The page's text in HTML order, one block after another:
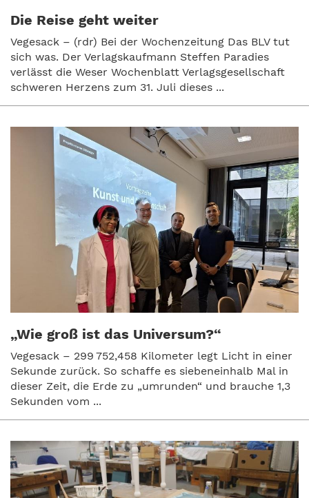
Die Reise geht weiter
Vegesack – (rdr) Bei der Wochenzeitung Das BLV tut
sich was. Der Verlagskaufmann Steffen Paradies
verlässt die Weser Wochenblatt Verlagsgesellschaft
schweren Herzens zum 31. Juli dieses ...
„Wie groß ist das Universum?“
Vegesack – 299 752,458 Kilometer legt Licht in einer
Sekunde zurück. So schaffe es siebeneinhalb Mal in
dieser Zeit, die Erde zu „umrunden“ und brauche 1,3
Sekunden vom ...